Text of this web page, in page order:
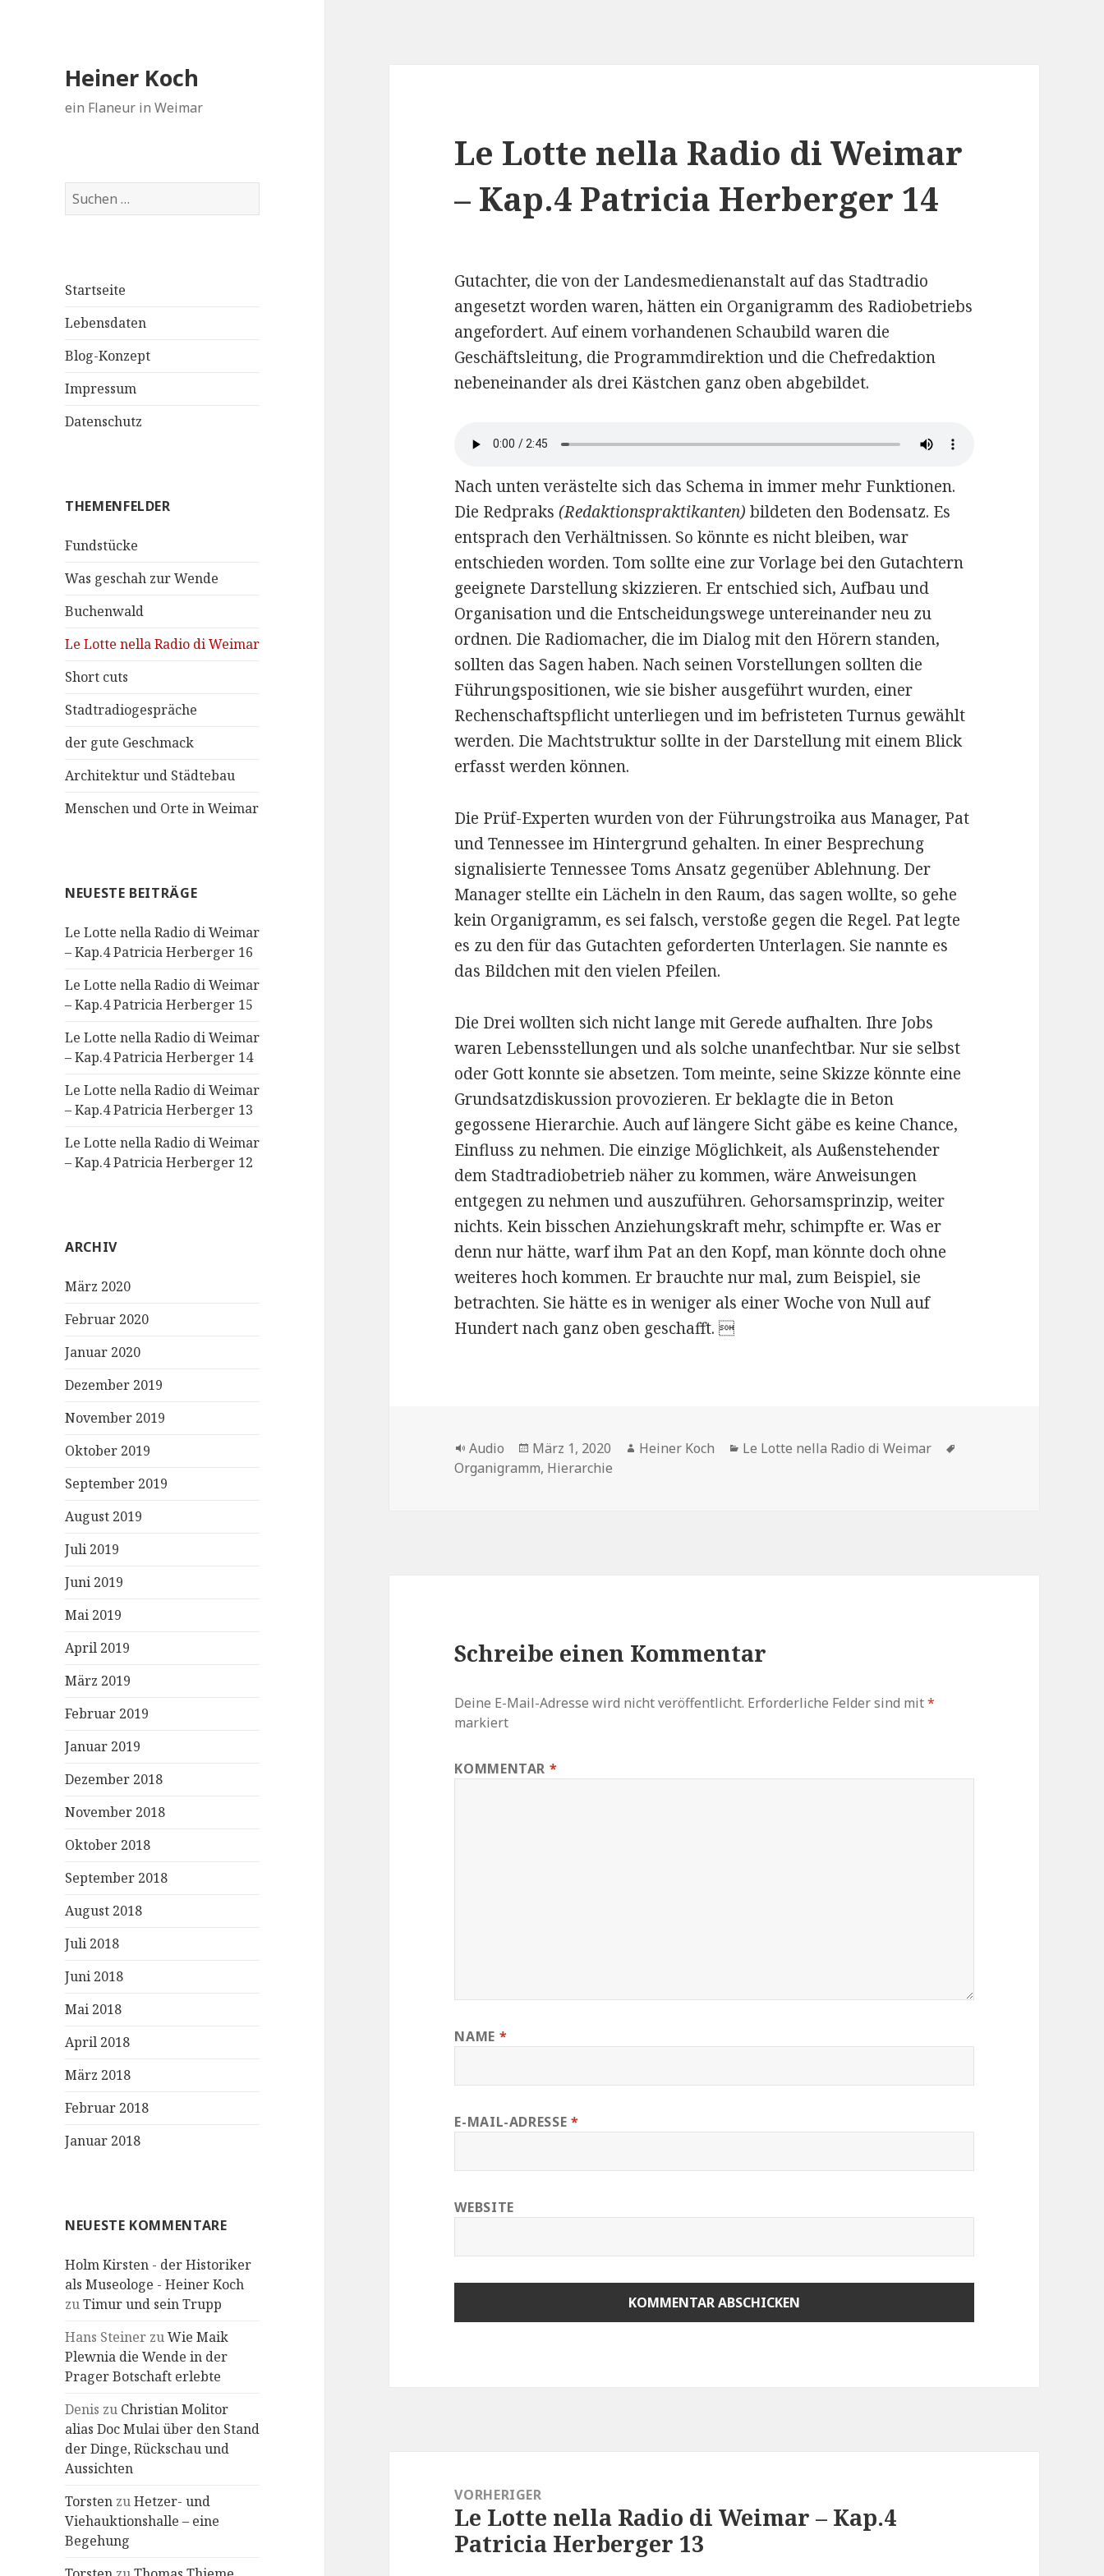
Heiner Koch
ein Flaneur in Weimar
Suchen
nach:
Startseite
Lebensdaten
Blog-Konzept
Impressum
Datenschutz
THEMENFELDER
Fundstücke
Was geschah zur Wende
Buchenwald
Le Lotte nella Radio di Weimar
Short cuts
Stadtradiogespräche
der gute Geschmack
Architektur und Städtebau
Menschen und Orte in Weimar
NEUESTE BEITRÄGE
Le Lotte nella Radio di Weimar
– Kap.4 Patricia Herberger 16
Le Lotte nella Radio di Weimar
– Kap.4 Patricia Herberger 15
Le Lotte nella Radio di Weimar
– Kap.4 Patricia Herberger 14
Le Lotte nella Radio di Weimar
– Kap.4 Patricia Herberger 13
Le Lotte nella Radio di Weimar
– Kap.4 Patricia Herberger 12
ARCHIV
März 2020
Februar 2020
Januar 2020
Dezember 2019
November 2019
Oktober 2019
September 2019
August 2019
Juli 2019
Juni 2019
Mai 2019
April 2019
März 2019
Februar 2019
Januar 2019
Dezember 2018
November 2018
Oktober 2018
September 2018
August 2018
Juli 2018
Juni 2018
Mai 2018
April 2018
März 2018
Februar 2018
Januar 2018
NEUESTE KOMMENTARE
Holm Kirsten - der Historiker
als Museologe - Heiner Koch
zuTimur und sein Trupp
Hans Steiner zuWie Maik
Plewnia die Wende in der
Prager Botschaft erlebte
Denis zu Christian Molitor
alias Doc Mulai über den Stand
der Dinge, Rückschau und
Aussichten
Torsten zuHetzer- und
Viehauktionshalle – eine
Begehung
Le Lotte nella Radio di Weimar
– Kap.4 Patricia Herberger 14
Gutachter, die von der Landesmedienanstalt auf das Stadtradio
angesetzt worden waren, hätten ein Organigramm des Radiobetriebs
angefordert. Auf einem vorhandenen Schaubild waren die
Geschäftsleitung, die Programmdirektion und die Chefredaktion
nebeneinander als drei Kästchen ganz oben abgebildet.
Nach unten verästelte sich das Schema in immer mehr Funktionen.
Die Redpraks(Redaktionspraktikanten) bildeten den Bodensatz. Es
entsprach den Verhältnissen. So könnte es nicht bleiben, war
entschieden worden. Tom sollte eine zur Vorlage bei den Gutachtern
geeignete Darstellung skizzieren. Er entschied sich, Aufbau und
Organisation und die Entscheidungswege untereinander neu zu
ordnen. Die Radiomacher, die im Dialog mit den Hörern standen,
sollten das Sagen haben. Nach seinen Vorstellungen sollten die
Führungspositionen, wie sie bisher ausgeführt wurden, einer
Rechenschaftspflicht unterliegen und im befristeten Turnus gewählt
werden. Die Machtstruktur sollte in der Darstellung mit einem Blick
erfasst werden können.
Die Prüf-Experten wurden von der Führungstroika aus Manager, Pat
und Tennessee im Hintergrund gehalten. In einer Besprechung
signalisierte Tennessee Toms Ansatz gegenüber Ablehnung. Der
Manager stellte ein Lächeln in den Raum, das sagen wollte, so gehe
kein Organigramm, es sei falsch, verstoße gegen die Regel. Pat legte
es zu den für das Gutachten geforderten Unterlagen. Sie nannte es
das Bildchen mit den vielen Pfeilen.
Die Drei wollten sich nicht lange mit Gerede aufhalten. Ihre Jobs
waren Lebensstellungen und als solche unanfechtbar. Nur sie selbst
oder Gott konnte sie absetzen. Tom meinte, seine Skizze könnte eine
Grundsatzdiskussion provozieren. Er beklagte die in Beton
gegossene Hierarchie. Auch auf längere Sicht gäbe es keine Chance,
Einfluss zu nehmen. Die einzige Möglichkeit, als Außenstehender
dem Stadtradiobetrieb näher zu kommen, wäre Anweisungen
entgegen zu nehmen und auszuführen. Gehorsamsprinzip, weiter
nichts. Kein bisschen Anziehungskraft mehr, schimpfte er. Was er
denn nur hätte, warf ihm Pat an den Kopf, man könnte doch ohne
weiteres hoch kommen. Er brauchte nur mal, zum Beispiel, sie
betrachten. Sie hätte es in weniger als einer Woche von Null auf
Hundert nach ganz oben geschafft. 
Format
Audio
Veröffentlicht
am
März 1, 2020 Autor
Heiner Koch Kategorien
Le Lotte nella Radio di Weimar
Organigramm, Hierarchie
Schreibe einen Kommentar
Deine E-Mail-Adresse wird nicht veröffentlicht. Erforderliche Felder sind mit*
markiert
KOMMENTAR *
NAME *
E-MAIL-ADRESSE *
WEBSITE
VORHERIGER
Vorheriger
Beitrag:
Le Lotte nella Radio di Weimar – Kap.4
Patricia Herberger 13